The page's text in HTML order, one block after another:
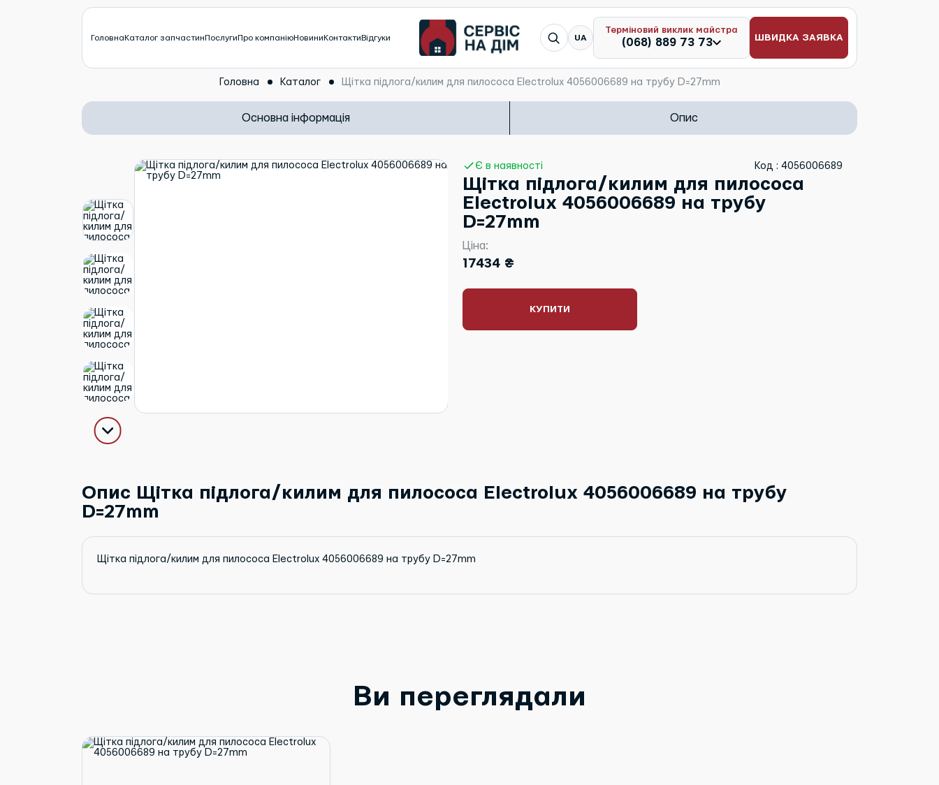
ГоловнаКаталог запчастинПослугиПро компаніюНовиниКонтактиВідгуки Я шукаю...
UA
Терміновий виклик майстра
(068) 889 73 73 ШВИДКА ЗАЯВКА
Головна Каталог Щітка підлога/килим для пилососа Electrolux 4056006689 на трубу D=27mm
Основна інформація Опис
Є в наявності Код : 4056006689
Щітка підлога/килим для пилососа
Electrolux 4056006689 на трубу
D=27mm
Ціна:
17434 ₴
КУПИТИ
Опис Щітка підлога/килим для пилососа Electrolux 4056006689 на трубу
D=27mm
Щітка підлога/килим для пилососа Electrolux 4056006689 на трубу D=27mm
Ви переглядали